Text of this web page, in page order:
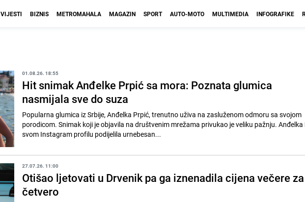
VIJESTI BIZNIS METROMAHALA MAGAZIN SPORT AUTO-MOTO MULTIMEDIA INFOGRAFIKE
01.08.26. 18:55
Hit snimak Anđelke Prpić sa mora: Poznata glumica
nasmijala sve do suza
Popularna glumica iz Srbije, Anđelka Prpić, trenutno uživa na zasluženom odmoru sa svojom
porodicom. Snimak koji je objavila na društvenim mrežama privukao je veliku pažnju. Anđelka
svom Instagram profilu podijelila urnebesan...
27.07.26. 11:00
Otišao ljetovati u Drvenik pa ga iznenadila cijena večere za
četvero